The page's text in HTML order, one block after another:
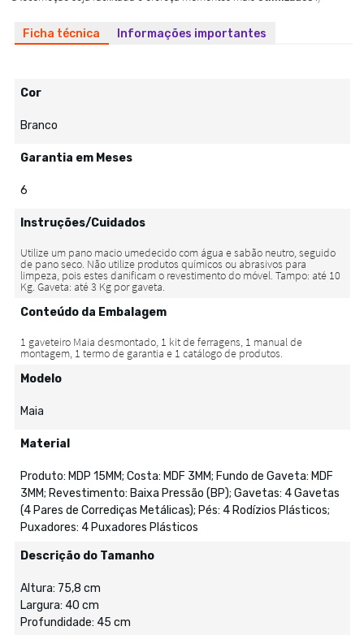
Ficha técnica Informações importantes
Cor
Branco
Garantia em Meses
6
Instruções/Cuidados
Conteúdo da Embalagem
Modelo
Maia
Material
Produto: MDP 15MM; Costa: MDF 3MM; Fundo de Gaveta: MDF
3MM; Revestimento: Baixa Pressão (BP); Gavetas: 4 Gavetas
(4 Pares de Corrediças Metálicas); Pés: 4 Rodízios Plásticos;
Puxadores: 4 Puxadores Plásticos
Descrição do Tamanho
Altura: 75,8 cm
Largura: 40 cm
Profundidade: 45 cm